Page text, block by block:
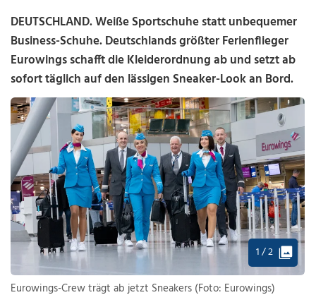
DEUTSCHLAND. Weiße Sportschuhe statt unbequemer
Business-Schuhe. Deutschlands größter Ferienflieger
Eurowings schafft die Kleiderordnung ab und setzt ab
sofort täglich auf den lässigen Sneaker-Look an Bord.
1 / 2
Eurowings-Crew trägt ab jetzt Sneakers (Foto: Eurowings)